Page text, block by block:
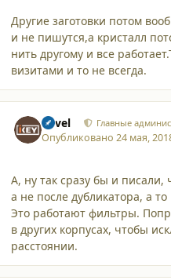
Другие заготовки потом
и не пишутся,а кристалл
нить другому и все
визитами и то не всегда.
Pavel Главные
Опубликовано24 мая,
А, ну так сразу бы и писали,
а не после дубликатора, а
Это работают фильтры.
в других корпусах, чтобы
расстоянии.